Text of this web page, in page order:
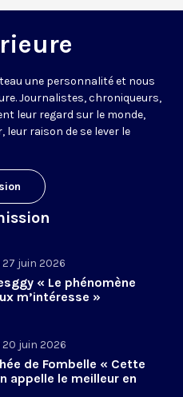
une personnalité et nous
Journalistes, chroniqueurs,
leur regard sur le monde,
leur raison de se lever le
27 juin 2026
« Le phénomène
m’intéresse »
20 juin 2026
de Fombelle « Cette
appelle le meilleur en